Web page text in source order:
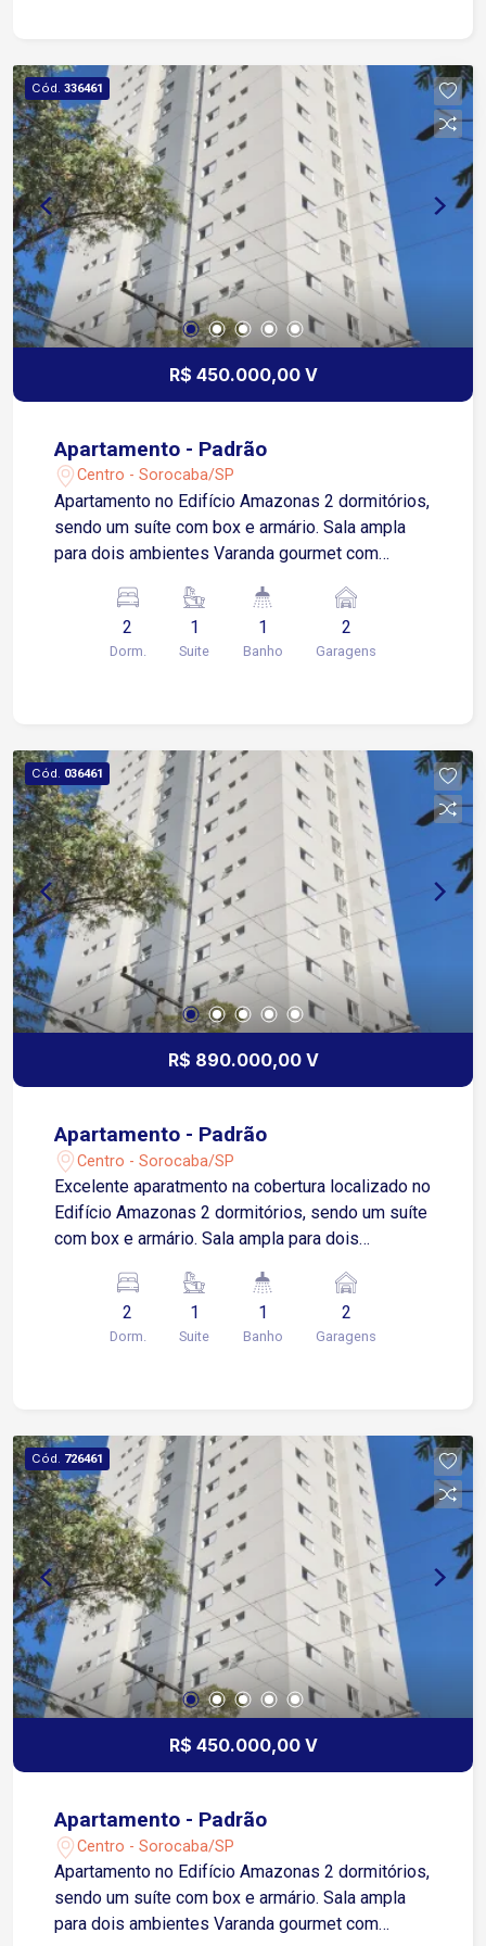
Cód. 336461
R$ 450.000,00 V
Apartamento - Padrão
Centro - Sorocaba/SP
Apartamento no Edifício Amazonas 2 dormitórios,
sendo um suíte com box e armário. Sala ampla
para dois ambientes Varanda gourmet com
armário Cozinha moderna e funcional com
armários Área de serviço integrada Garagem
coberta para dois veículos. Condomínio dispõe
2
Dorm.
1
Suite
1
Banho
2
Garagens
Cód. 036461
R$ 890.000,00 V
Apartamento - Padrão
Centro - Sorocaba/SP
Excelente aparatmento na cobertura localizado no
Edifício Amazonas 2 dormitórios, sendo um suíte
com box e armário. Sala ampla para dois
banheiro social com box e armário Cozinha
moderna e funcional com armários Área de
serviço integrada Garagem coberta para dois
2
Dorm.
1
Suite
1
Banho
2
Garagens
Cód. 726461
R$ 450.000,00 V
Apartamento - Padrão
Centro - Sorocaba/SP
Apartamento no Edifício Amazonas 2 dormitórios,
sendo um suíte com box e armário. Sala ampla
para dois ambientes Varanda gourmet com